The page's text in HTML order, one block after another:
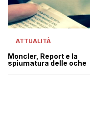
ATTUALITÀ
Moncler, Report e la
spiumatura delle oche